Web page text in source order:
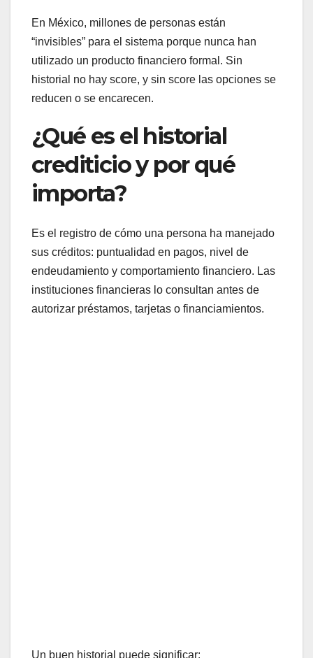
En México, millones de personas están
“invisibles” para el sistema porque nunca han
utilizado un producto financiero formal. Sin
historial no hay score, y sin score las opciones se
reducen o se encarecen.
¿Qué es el historial
crediticio y por qué
importa?
Es el registro de cómo una persona ha manejado
sus créditos: puntualidad en pagos, nivel de
endeudamiento y comportamiento financiero. Las
instituciones financieras lo consultan antes de
autorizar préstamos, tarjetas o financiamientos.
Un buen historial puede significar: